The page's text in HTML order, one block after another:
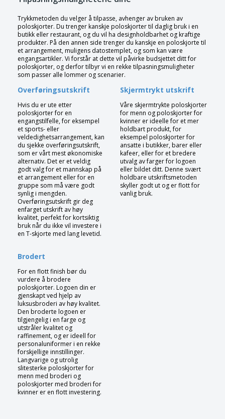
Trykkmetoden du velger å tilpasse, avhenger av bruken av
poloskjorter. Du trenger kanskje poloskjorter til daglig bruk i en
butikk eller restaurant, og du vil ha designholdbarhet og kraftige
produkter. På den annen side trenger du kanskje en poloskjorte til
et arrangement, muligens datostemplet, og som kan være
engangsartikler. Vi forstår at dette vil påvirke budsjettet ditt for
poloskjorter, og derfor tilbyr vi en rekke tilpasningsmuligheter
som passer alle lommer og scenarier.
Overføringsutskrift
Hvis du er ute etter
poloskjorter for en
engangstilfelle, for eksempel
et sports- eller
veldedighetsarrangement, kan
du sjekke overføringsutskrift,
som er vårt mest økonomiske
alternativ. Det er et veldig
godt valg for et mannskap på
et arrangement eller for en
gruppe som må være godt
synlig i mengden.
Overføringsutskrift gir deg
enfarget utskrift av høy
kvalitet, perfekt for kortsiktig
bruk når du ikke vil investere i
en T-skjorte med lang levetid.
Skjermtrykt utskrift
Våre skjermtrykte poloskjorter
for menn og poloskjorter for
kvinner er ideelle for et mer
holdbart produkt, for
eksempel poloskjorter for
ansatte i butikker, barer eller
kafeer, eller for et bredere
utvalg av farger for logoen
eller bildet ditt. Denne svært
holdbare utskriftsmetoden
skyller godt ut og er flott for
vanlig bruk.
Brodert
For en flott finish bør du
vurdere å brodere
poloskjorter. Logoen din er
gjenskapt ved hjelp av
luksusbroderi av høy kvalitet.
Den broderte logoen er
tilgjengelig i en farge og
utstråler kvalitet og
raffinement, og er ideell for
personaluniformer i en rekke
forskjellige innstillinger.
Langvarige og utrolig
slitesterke poloskjorter for
menn med broderi og
poloskjorter med broderi for
kvinner er en flott investering.